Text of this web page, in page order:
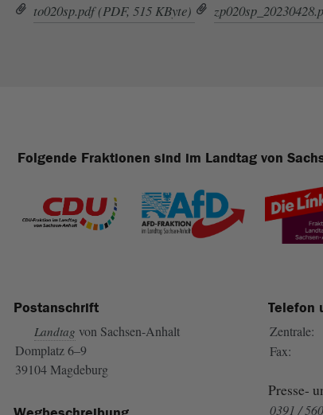
to020sp.pdf (PDF, 515 KByte)
Folgende Fraktionen sind im Landtag von
Postanschrift
Landtag von Sachsen-Anhalt
Domplatz 6–9
39104 Magdeburg
Telefon
Zentrale:
Fax:
Presse-
0391 /